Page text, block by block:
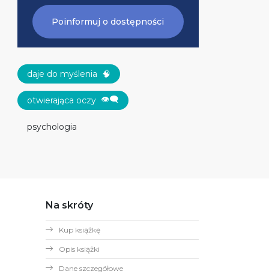
Poinformuj o dostępności
daje do myślenia 🧠
otwierająca oczy 👁‍🗨
psychologia
Na skróty
Kup książkę
Opis książki
Dane szczegółowe